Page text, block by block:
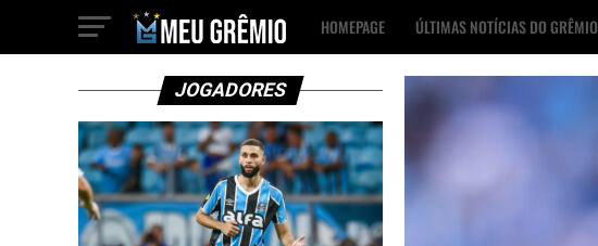
HOMEPAGE ÚLTIMAS NOTÍCIAS DO GRÊMIO
JOGADORES